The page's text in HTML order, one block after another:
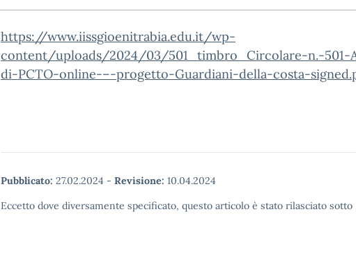
https://www.iissgioenitrabia.edu.it/wp-
content/uploads/2024/03/501_timbro_Circolare-n.-501-
di-PCTO-online-–-progetto-Guardiani-della-costa-
Pubblicato: 27.02.2024 - Revisione: 10.04.2024
Eccetto dove diversamente specificato, questo articolo è stato rilasciato